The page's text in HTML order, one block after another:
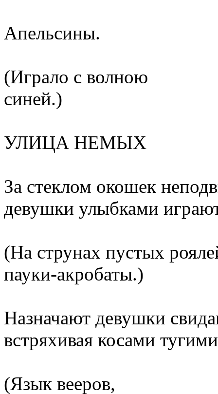
Апельсины.
(Играло с волною
синей.)
УЛИЦА НЕМЫХ
За стеклом окошек
девушки улыбками
(На струнах пустых
пауки-акробаты.)
Назначают девушки
встряхивая косами
(Язык вееров,